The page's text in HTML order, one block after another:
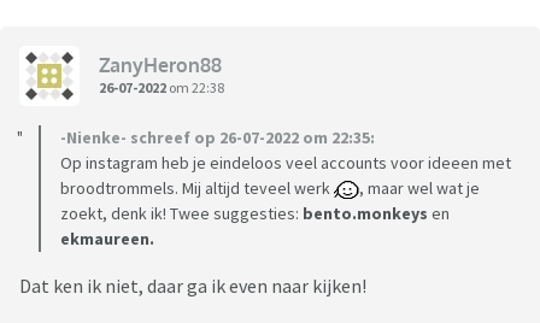
ZanyHeron88
26-07-2022 om 22:38
-Nienke- schreef op 26-07-2022 om 22:35:
Op instagram heb je eindeloos veel accounts voor ideeen met
broodtrommels. Mij altijd teveel werk
, maar wel wat je
zoekt, denk ik! Twee suggesties: bento.monkeys en
ekmaureen.
Dat ken ik niet, daar ga ik even naar kijken!